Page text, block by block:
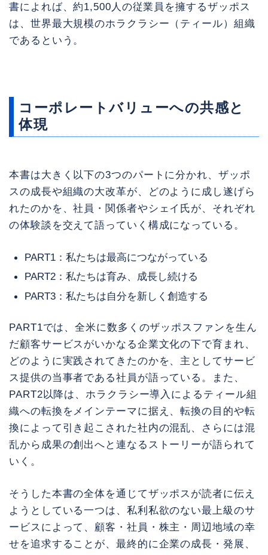
書によれば、約1,500人の従業員を擁するザッポス
は、世界最大規模のホラクラシー（ティール）組織
であるという。
コーポレートバリューへの共感と
体現
本書は大きく以下の3つのパートに分かれ、ザッポ
スの成長や組織の大改革が、どのように成し遂げら
れたのかを、社員・関係者やシェイ氏が、それぞれ
の体験談を交えて語っていく構成になっている。
PART1：私たちは最高につながっている
PART2：私たちは育み、成長し続ける
PART3：私たちは自分を新しく創造する
PART1では、全米に数多くのザッポスファンを生ん
だ顧客サービスがいかなる企業文化の下で育まれ、
どのように実践されてきたのかを、主としてサービ
ス提供の当事者である社員が語っている。また、
PART2以降は、ホラクラシー導入によるティール組
織への転換をメインテーマに据え、転換の目的や転
換によって引き起こされた社内の混乱、さらには混
乱から成果の創出へと連なるストーリーが語られて
いく。
そうした本書の全体を通じてザッポスが読者に伝え
ようとしている一つは、私利私欲のない最上級のサ
ービスによって、顧客・社員・株主・周辺地域の幸
せを追求することが、最終的に企業の成長・発展、